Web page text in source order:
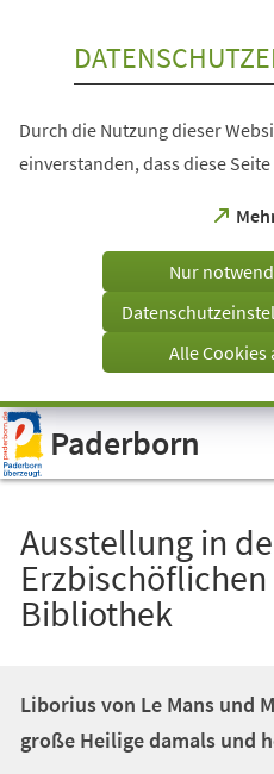
Visuelle
Assistenzsoftware
öffnen.
Durch die Nutzung dieser
einverstanden, dass diese
(Öffnet
einem
Tab)
Nur
Alle Cookies
Paderborn
Ausstellung in
Bibliothek
Liborius von Le Mans und
große Heilige damals und